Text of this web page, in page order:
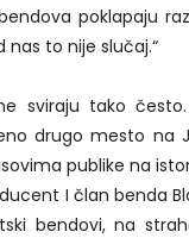
poklapaju
nas to nije slučaj.“
sviraju tako
drugo mesto na
publike na
I član benda
bendovi, na